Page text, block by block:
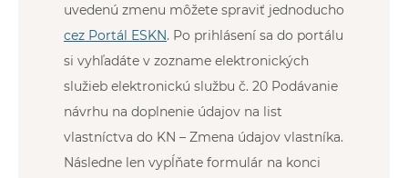
uvedenú zmenu môžete spraviť jednoducho
cez Portál ESKN. Po prihlásení sa do portálu
si vyhľadáte v zozname elektronických
služieb elektronickú službu č. 20 Podávanie
návrhu na doplnenie údajov na list
vlastníctva do KN – Zmena údajov vlastníka.
Následne len vypĺňate formulár na konci